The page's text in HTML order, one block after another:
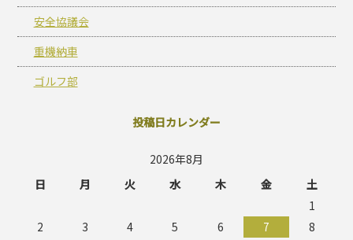
安全協議会
重機納車
ゴルフ部
投稿日カレンダー
2026年8月
日
月 火 水 木 金
土
1
2
3 4 5 6 7
8